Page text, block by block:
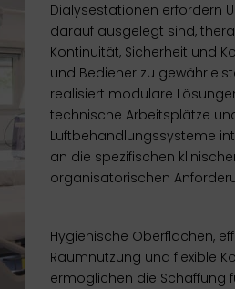
Dialysestationen erfordern
darauf ausgelegt sind,
Kontinuität, Sicherheit und
und Bediener zu
realisiert modulare
technische Arbeitsplätze
Luftbehandlungssysteme
an die spezifischen
organisatorischen
Hygienische Oberflächen,
Raumnutzung und flexible
ermöglichen die Schaffung